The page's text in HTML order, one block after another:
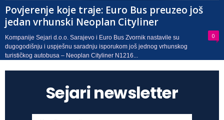
Povjerenje koje traje: Euro Bus preuzeo još
jedan vrhunski Neoplan Cityliner
0
Kompanije Sejari d.o.o. Sarajevo i Euro Bus Zvornik nastavile su
dugogodišnju i uspješnu saradnju isporukom još jednog vrhunskog
turističkog autobusa – Neoplan Cityliner N1216...
Sejari newsletter